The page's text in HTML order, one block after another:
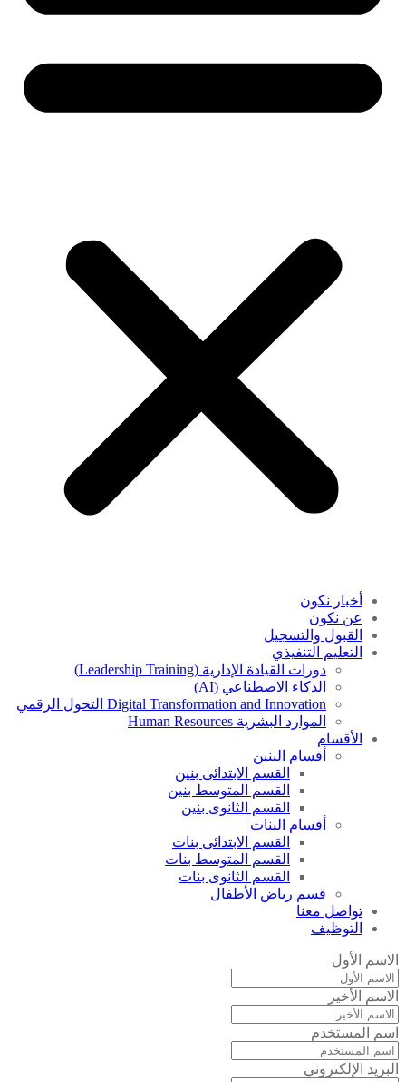
أخبار نكون
عن نكون
القبول والتسجيل
التعليم التنفيذي
دورات القيادة الإدارية (Leadership Training)
الذكاء الاصطناعي (AI)
Digital Transformation and Innovation التحول الرقمي
الموارد البشرية Human Resources
الأقسام
أقسام البنين
القسم الابتدائى بنين
القسم المتوسط بنين
القسم الثانوى بنين
أقسام البنات
القسم الابتدائى بنات
القسم المتوسط بنات
القسم الثانوى بنات
قسم رياض الأطفال
تواصل معنا
التوظيف
الاسم الأول
الاسم الأخير
اسم المستخدم
البريد الإلكتروني